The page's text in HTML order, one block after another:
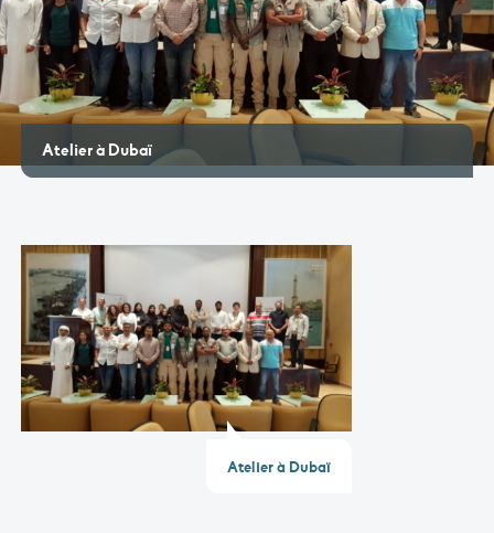
Atelier à Dubaï
Atelier à Dubaï